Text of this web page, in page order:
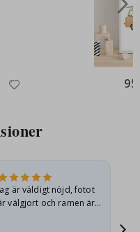
är väldigt nöjd, fotot
välgjort och ramen är